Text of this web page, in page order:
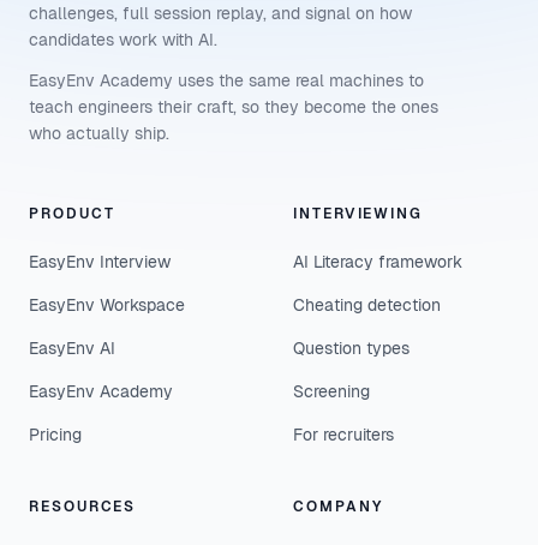
challenges, full session replay, and signal on how
candidates work with AI.
EasyEnv Academy uses the same real machines to
teach engineers their craft, so they become the ones
who actually ship.
PRODUCT
EasyEnv Interview
EasyEnv Workspace
EasyEnv AI
EasyEnv Academy
Pricing
INTERVIEWING
AI Literacy framework
Cheating detection
Question types
Screening
For recruiters
RESOURCES COMPANY